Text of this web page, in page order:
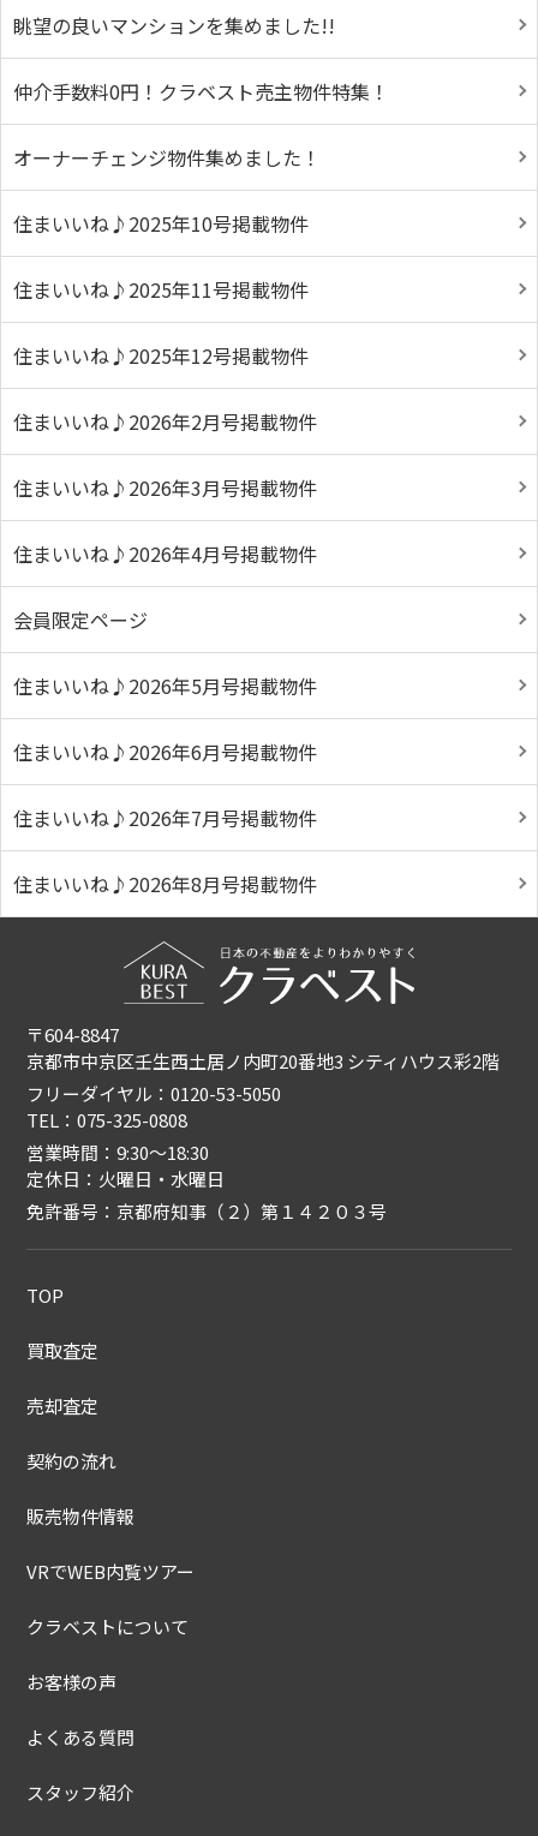
眺望の良いマンションを集めました!!
仲介手数料0円！クラベスト売主物件特集！
オーナーチェンジ物件集めました！
住まいいね♪2025年10号掲載物件
住まいいね♪2025年11号掲載物件
住まいいね♪2025年12号掲載物件
住まいいね♪2026年2月号掲載物件
住まいいね♪2026年3月号掲載物件
住まいいね♪2026年4月号掲載物件
会員限定ページ
住まいいね♪2026年5月号掲載物件
住まいいね♪2026年6月号掲載物件
住まいいね♪2026年7月号掲載物件
住まいいね♪2026年8月号掲載物件
〒604-8847
京都市中京区壬生西土居ノ内町20番地3 シティハウス彩2階
フリーダイヤル：0120-53-5050
TEL：075-325-0808
営業時間：9:30〜18:30
定休日：火曜日・水曜日
免許番号：京都府知事（２）第１４２０３号
TOP
買取査定
売却査定
契約の流れ
販売物件情報
VRでWEB内覧ツアー
クラベストについて
お客様の声
よくある質問
スタッフ紹介